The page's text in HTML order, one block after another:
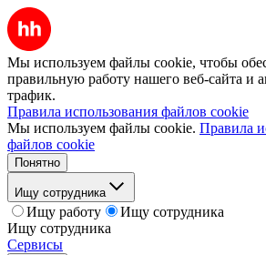
Мы используем файлы cookie, чтобы
правильную работу нашего веб-сайта и
трафик.
Правила использования файлов cookie
Мы используем файлы cookie. Правила
файлов cookie
Понятно
Ищу сотрудника
Ищу работу
Ищу сотрудника
Ищу сотрудника
Сервисы